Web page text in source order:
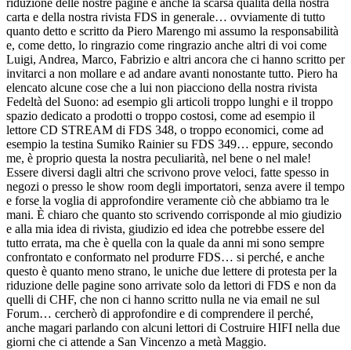
carta e della nostra rivista FDS in generale… ovviamente di tutto
quanto detto e scritto da Piero Marengo mi assumo la responsabilità
e, come detto, lo ringrazio come ringrazio anche altri di voi come
Luigi, Andrea, Marco, Fabrizio e altri ancora che ci hanno scritto per
invitarci a non mollare e ad andare avanti nonostante tutto. Piero ha
elencato alcune cose che a lui non piacciono della nostra rivista
Fedeltà del Suono: ad esempio gli articoli troppo lunghi e il troppo
spazio dedicato a prodotti o troppo costosi, come ad esempio il
lettore CD STREAM di FDS 348, o troppo economici, come ad
esempio la testina Sumiko Rainier su FDS 349… eppure, secondo
me, è proprio questa la nostra peculiarità, nel bene o nel male!
Essere diversi dagli altri che scrivono prove veloci, fatte spesso in
negozi o presso le show room degli importatori, senza avere il tempo
e forse la voglia di approfondire veramente ciò che abbiamo tra le
mani. È chiaro che quanto sto scrivendo corrisponde al mio giudizio
e alla mia idea di rivista, giudizio ed idea che potrebbe essere del
tutto errata, ma che è quella con la quale da anni mi sono sempre
confrontato e conformato nel produrre FDS… si perché, e anche
questo è quanto meno strano, le uniche due lettere di protesta per la
riduzione delle pagine sono arrivate solo da lettori di FDS e non da
quelli di CHF, che non ci hanno scritto nulla ne via email ne sul
Forum… cercherò di approfondire e di comprendere il perché,
anche magari parlando con alcuni lettori di Costruire HIFI nella due
giorni che ci attende a San Vincenzo a metà Maggio.